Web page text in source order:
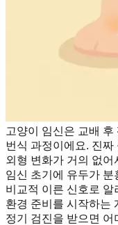
고양이 임신은 교배
번식 과정이에요. 진
외형 변화가 거의 없
임신 초기에 유두가 분
비교적 이른 신호로
환경 준비를 시작하는
정기 검진을 받으면